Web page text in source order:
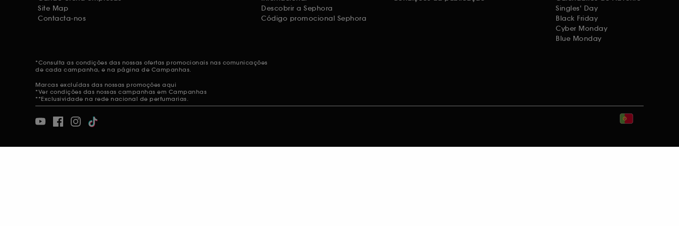
Site Map
Contacta-nos
Descobrir a Sephora
Código promocional Sephora
Singles' Day
Black Friday
Cyber Monday
Blue Monday
*Consulta as condições das nossas ofertas promocionais nas comunicações
de cada campanha, e na página de Campanhas.
Marcas excluídas das nossas promoções aqui
*Ver condições das nossas campanhas em Campanhas
**Exclusividade na rede nacional de perfumarias.